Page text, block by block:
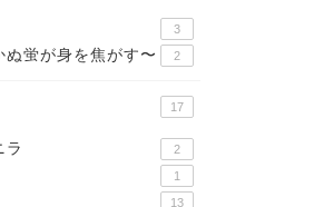
3
ぬ蛍が身を焦がす〜 2
17
ラ 2
1
13